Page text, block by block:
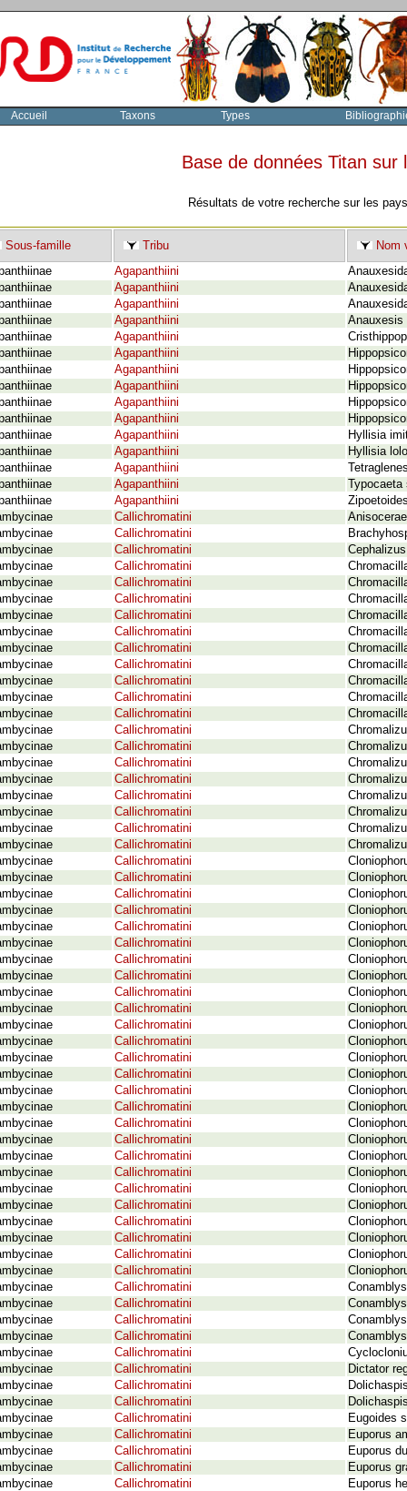
Accueil Taxons Types
Base de données Titan
Résultats de votre recherche sur les
Sous-famille Tribu
Nom
Agapanthiini
Agapanthiini
Agapanthiini
Agapanthiini
Anauxesis
Agapanthiini
Agapanthiini
Agapanthiini
Agapanthiini
Agapanthiini
Agapanthiini
Agapanthiini
Hyllisia
Agapanthiini
Hyllisia
Agapanthiini
Agapanthiini
Agapanthiini
Callichromatini
Callichromatini
Callichromatini
Callichromatini
Callichromatini
Callichromatini
Callichromatini
Callichromatini
Callichromatini
Callichromatini
Callichromatini
Callichromatini
Callichromatini
Callichromatini
Callichromatini
Callichromatini
Callichromatini
Callichromatini
Callichromatini
Callichromatini
Callichromatini
Callichromatini
Callichromatini
Callichromatini
Callichromatini
Callichromatini
Callichromatini
Callichromatini
Callichromatini
Callichromatini
Callichromatini
Callichromatini
Callichromatini
Callichromatini
Callichromatini
Callichromatini
Callichromatini
Callichromatini
Callichromatini
Callichromatini
Callichromatini
Callichromatini
Callichromatini
Callichromatini
Callichromatini
Callichromatini
Callichromatini
Callichromatini
Callichromatini
Callichromatini
Callichromatini
Callichromatini
Callichromatini
Dictator
Callichromatini
Callichromatini
Callichromatini
Eugoides
Callichromatini
Euporus
Callichromatini
Euporus
Callichromatini
Euporus
Callichromatini
Euporus